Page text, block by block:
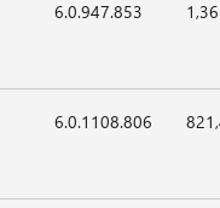
6.0.947.853
6.0.1108.806